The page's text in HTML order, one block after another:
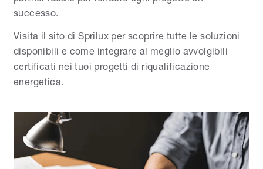
successo.
Visita il sito diSprilux per scoprire tutte le soluzioni
disponibili e come integrare al meglio avvolgibili
certificati nei tuoi progetti di riqualificazione
energetica.